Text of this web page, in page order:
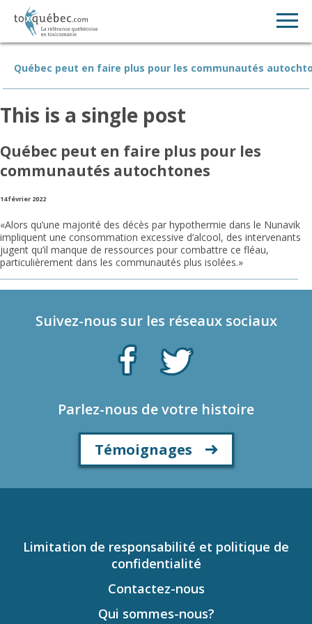
Québec peut en faire plus pour les communautés
This is a single post
Québec peut en faire plus pour les
communautés autochtones
14 février 2022
«Alors qu’une majorité des décès par hypothermie dans le Nunavik
impliquent une consommation excessive d’alcool, des intervenants
jugent qu’il manque de ressources pour combattre ce fléau,
particulièrement dans les communautés plus isolées.»
Suivez-nous sur les réseaux sociaux
Parlez-nous de votre histoire
Témoignages
Limitation de responsabilité et politique de
confidentialité
Contactez-nous
Qui sommes-nous?